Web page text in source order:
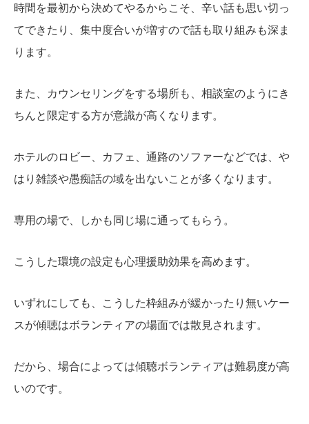
時間を最初から決めてやるからこそ、辛い話も思い切っ
てできたり、集中度合いが増すので話も取り組みも深ま
ります。
また、カウンセリングをする場所も、相談室のようにき
ちんと限定する方が意識が高くなります。
ホテルのロビー、カフェ、通路のソファーなどでは、や
はり雑談や愚痴話の域を出ないことが多くなります。
専用の場で、しかも同じ場に通ってもらう。
こうした環境の設定も心理援助効果を高めます。
いずれにしても、こうした枠組みが緩かったり無いケー
スが傾聴はボランティアの場面では散見されます。
だから、場合によっては傾聴ボランティアは難易度が高
いのです。